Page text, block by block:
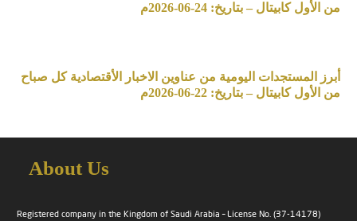
من الأول كابيتال – بتاريخ: 24-06-2026م
أبرز المستجدات اليومية من عناوين الاخبار الأقتصادية كل صباح
من الأول كابيتال – بتاريخ: 22-06-2026م
About Us
Registered company in the Kingdom of Saudi Arabia – License No. (37-14178)